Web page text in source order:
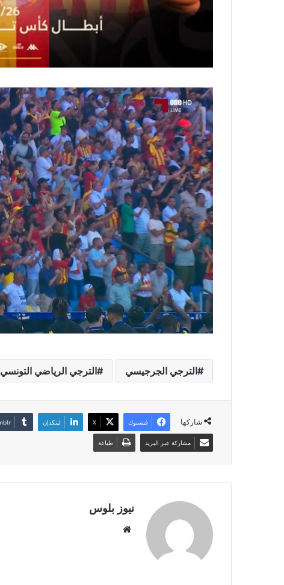
الترجي الجرجيسي الترجي الرياضي التونسي
شاركها فيسبوك X لينكدإن
مشاركة عبر البريد طباعة
نيوز بلوس